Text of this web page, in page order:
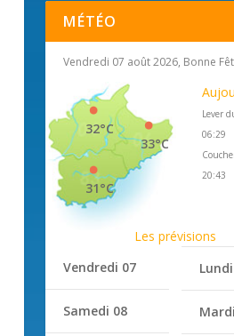
MÉTÉO
Vendredi 07 août 2026, Bonne
33°C
32°C
31°C
Lever
06:29
20:43
Les prévisions
Vendredi 07
Samedi 08